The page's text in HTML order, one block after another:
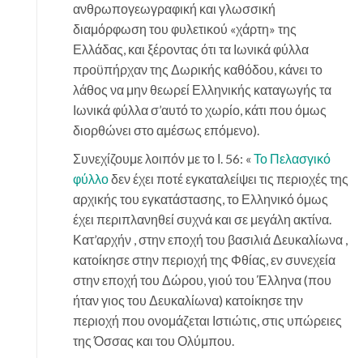
ανθρωπογεωγραφική και γλωσσική
διαμόρφωση του φυλετικού «χάρτη» της
Ελλάδας, και ξέροντας ότι τα Ιωνικά φύλλα
προϋπήρχαν της Δωρικής καθόδου, κάνει το
λάθος να μην θεωρεί Ελληνικής καταγωγής τα
Ιωνικά φύλλα σ’αυτό το χωρίο, κάτι που όμως
διορθώνει στο αμέσως επόμενο).
Συνεχίζουμε λοιπόν με το Ι. 56: « Το Πελασγικό
φύλλοδεν έχει ποτέ εγκαταλείψει τις περιοχές της
αρχικής του εγκατάστασης, το Ελληνικό όμως
έχει περιπλανηθεί συχνά και σε μεγάλη ακτίνα.
Κατ’αρχήν , στην εποχή του βασιλιά Δευκαλίωνα ,
κατοίκησε στην περιοχή της Φθίας, εν συνεχεία
στην εποχή του Δώρου, γιού του Έλληνα (που
ήταν γιος του Δευκαλίωνα) κατοίκησε την
περιοχή που ονομάζεται Ιστιώτις, στις υπώρειες
της Όσσας και του Ολύμπου.